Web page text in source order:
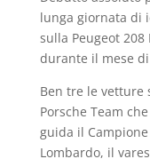
lunga giornata di
sulla Peugeot
durante il mese
Ben tre le vetture
Porsche Team
guida il
Lombardo, il